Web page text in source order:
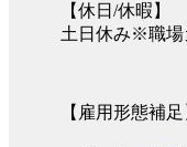
【休日/休暇】
土日休み※職場
【雇用形態補